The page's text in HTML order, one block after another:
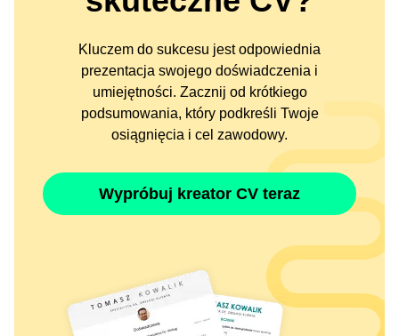
Kluczem do sukcesu jest odpowiednia
prezentacja swojego doświadczenia i
umiejętności. Zacznij od krótkiego
podsumowania, który podkreśli Twoje
osiągnięcia i cel zawodowy.
Wypróbuj kreator CV teraz